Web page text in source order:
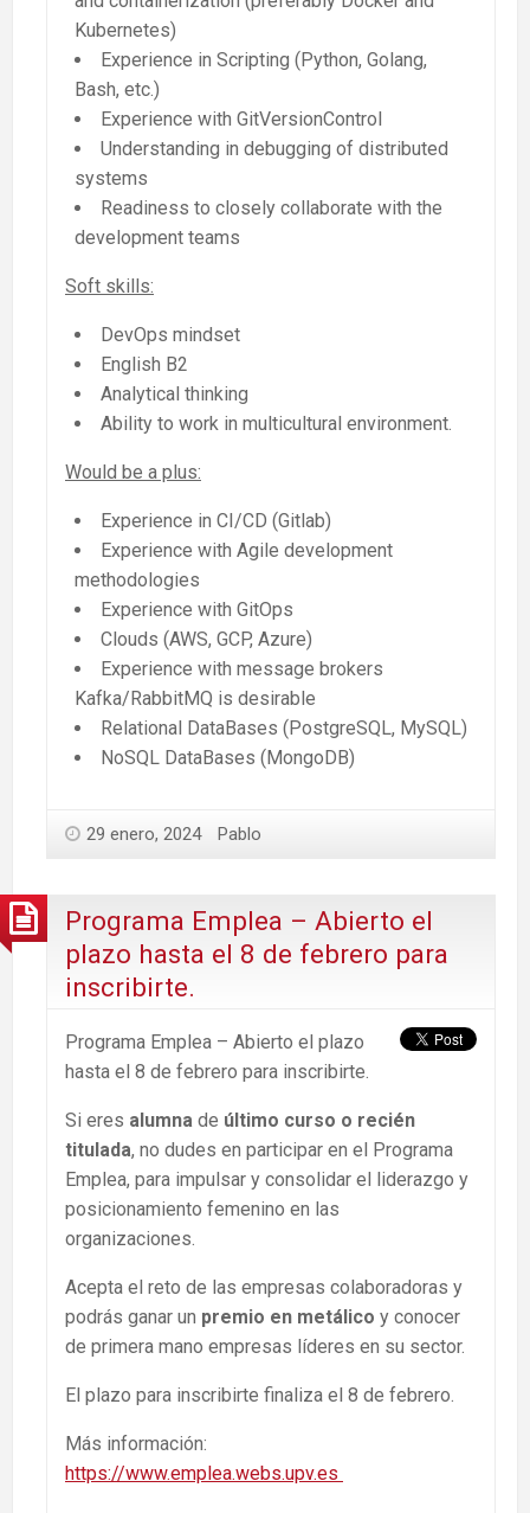
Kubernetes)
Experience in Scripting (Python, Golang,
Bash, etc.)
Experience with GitVersionControl
Understanding in debugging of distributed
systems
Readiness to closely collaborate with the
development teams
Soft skills:
DevOps mindset
English B2
Analytical thinking
Ability to work in multicultural environment.
Would be a plus:
Experience in CI/CD (Gitlab)
Experience with Agile development
methodologies
Experience with GitOps
Clouds (AWS, GCP, Azure)
Experience with message brokers
Kafka/RabbitMQ is desirable
Relational DataBases (PostgreSQL, MySQL)
NoSQL DataBases (MongoDB)
29 enero, 2024 Pablo
Programa Emplea – Abierto el
plazo hasta el 8 de febrero para
inscribirte.
Programa Emplea – Abierto el plazo
hasta el 8 de febrero para inscribirte.
Si eres alumna de último curso o recién
titulada, no dudes en participar en el Programa
Emplea, para impulsar y consolidar el liderazgo y
posicionamiento femenino en las
organizaciones.
Acepta el reto de las empresas colaboradoras y
podrás ganar un premio en metálico y conocer
de primera mano empresas líderes en su sector.
El plazo para inscribirte finaliza el 8 de febrero.
Más información:
https://www.emplea.webs.upv.es